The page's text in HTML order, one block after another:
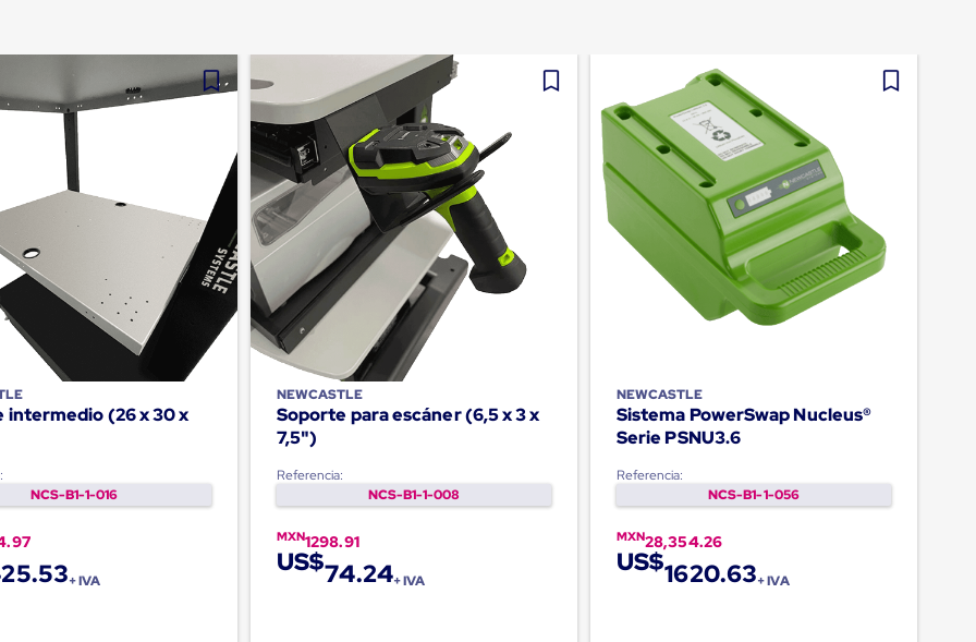
intermedio (26 x 30 x
NCS-B1-1-016
+ IVA
NEWCASTLE
Soporte para escáner (6,5 x 3 x
7,5")
Referencia:
NCS-B1-1-008
MXN1298.91
US$74.24+ IVA
NEWCASTLE
Sistema PowerSwap Nucleus®
Serie PSNU3.6
Referencia:
NCS-B1-1-056
MXN28,354.26
US$1620.63+ IVA